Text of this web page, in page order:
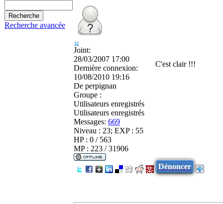
Recherche avancée
Joint:
28/03/2007 17:00
Dernière connexion:
10/08/2010 19:16
De perpignan
Groupe :
Utilisateurs enregistrés
Utilisateurs enregistrés
Messages: 669
Niveau : 23; EXP : 55
HP : 0 / 563
MP : 223 / 31906
C'est clair !!!
Dénoncer